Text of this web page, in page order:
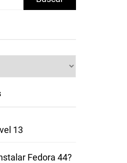
13
Fedora 44?